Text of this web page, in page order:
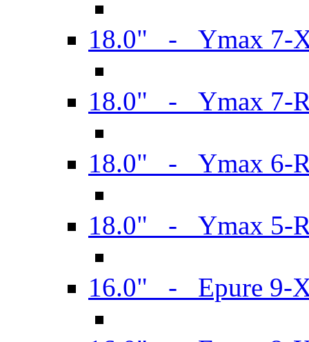
18.0" - Ymax 7-
18.0" - Ymax 7-
18.0" - Ymax 6-
18.0" - Ymax 5-
16.0" - Epure 9-